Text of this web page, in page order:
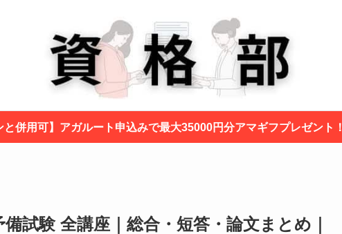
と併用可】アガルート申込みで最大35000円分アマギフプレゼント！
試験 全講座｜総合・短答・論文まとめ｜